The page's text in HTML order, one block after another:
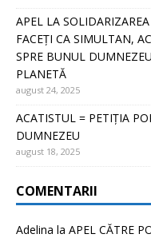
APEL LA
FACEȚI CA SIMULTAN,
SPRE BUNUL
PLANETĂ
august 24, 2025
ACATISTUL = PETIȚIA
DUMNEZEU
august 18, 2025
COMENTARII
Adelina la APEL CĂTRE